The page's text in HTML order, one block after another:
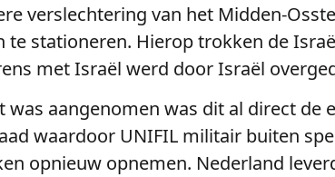
verslechtering van het Midden-
te stationeren. Hierop trokken de
met Israël werd door Israël
aangenomen was dit al direct
waardoor UNIFIL militair buiten
opnieuw opnemen. Nederland